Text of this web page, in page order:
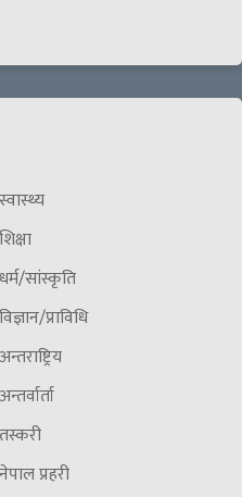
स्वास्थ्य
शिक्षा
धर्म/सांस्कृति
विज्ञान/प्राविधि
अन्तराष्ट्रिय
अन्तर्वार्ता
तस्करी
नेपाल प्रहरी